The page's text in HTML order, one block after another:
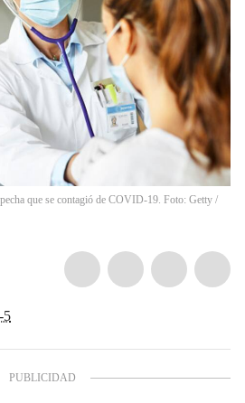
que se contagió de COVID-19. Foto: Getty /
5